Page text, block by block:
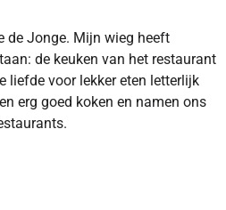
de Jonge. Mijn wieg heeft
de keuken van het restaurant
liefde voor lekker eten letterlijk
erg goed koken en namen ons